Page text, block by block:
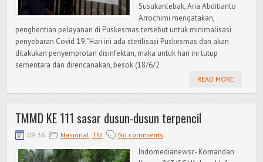
Susukanlebak, Aria Abditianto
Arrochimi mengatakan,
penghentian pelayanan di Puskesmas tersebut untuk minimalisasi
penyebaran Covid 19. "Hari ini ada sterilisasi Puskesmas dan akan
dilakukan penyemprotan disinfektan, maka untuk hari ini tutup
sementara dan direncanakan, besok (18/6/2
READ MORE
TMMD KE 111 sasar dusun-dusun terpencil
09.36 Nasional, TNI No comments
Indomedianewsc- Komandan